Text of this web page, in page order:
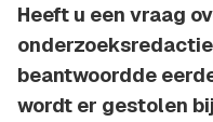
Heeft u een vraag
beantwoordde
wordt er gestolen